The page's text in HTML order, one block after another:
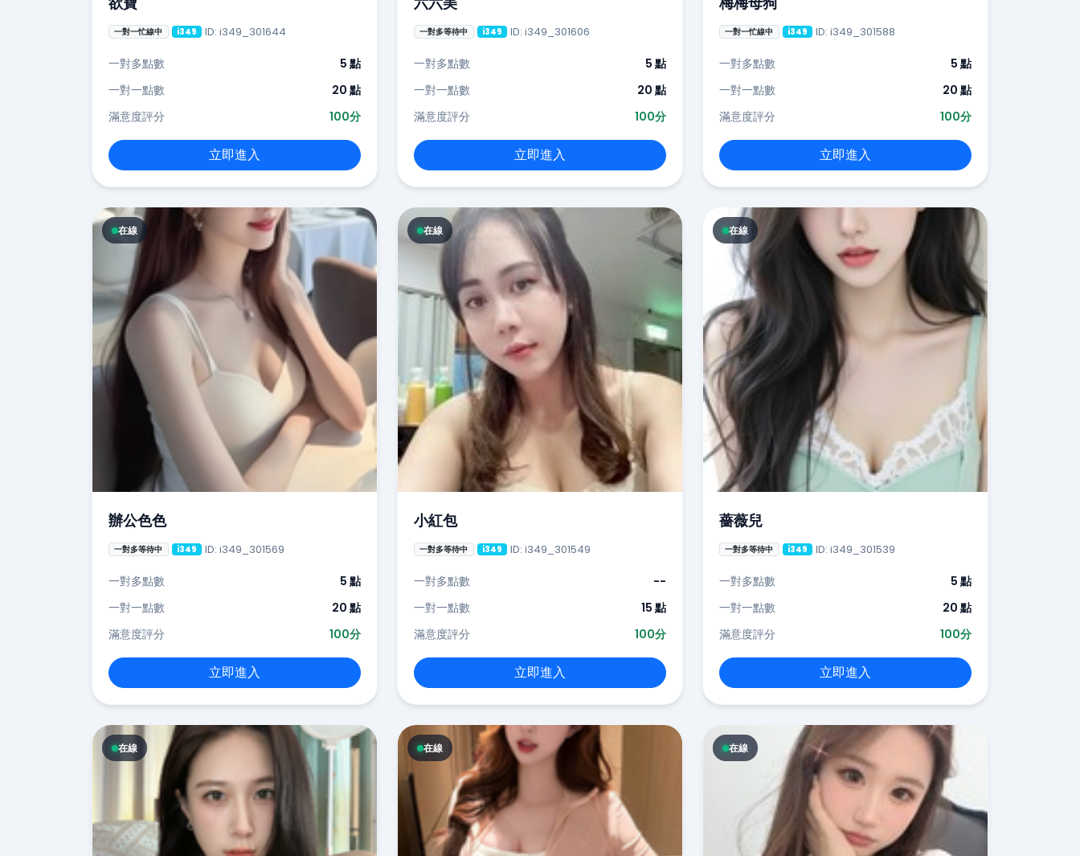
一對一忙線中 i349 ID: i349_301644
一對多點數
5 點
一對一點數
20 點
滿意度評分
100分
立即進入
一對多等待中 i349 ID: i349_301606
一對多點數
5 點
一對一點數
20 點
滿意度評分
100分
立即進入
一對一忙線中 i349 ID: i349_301588
一對多點數
5 點
一對一點數
20 點
滿意度評分
100分
立即進入
在線
辦公色色
一對多等待中 i349 ID: i349_301569
一對多點數
5 點
一對一點數
20 點
滿意度評分
100分
立即進入
在線
小紅包
一對多等待中 i349 ID: i349_301549
一對多點數
--
一對一點數
15 點
滿意度評分
100分
立即進入
在線
薔薇兒
一對多等待中 i349 ID: i349_301539
一對多點數
5 點
一對一點數
20 點
滿意度評分
100分
立即進入
在線 在線 在線